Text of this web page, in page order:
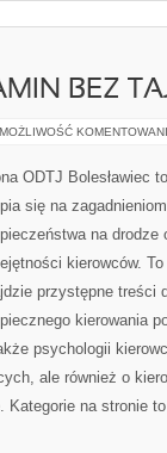
BEZ
MOŻLIWOŚĆ
ODTJ Bolesławiec
się na
na drodze
kierowców.
przystępne treści
kierowania
psychologii
ale również o
Kategorie na stronie